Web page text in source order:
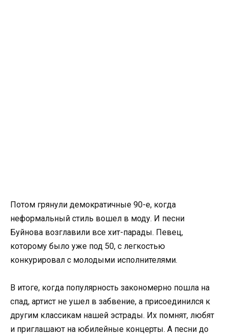
Потом грянули демократичные 90-е, когда
неформальный стиль вошел в моду. И песни
Буйнова возглавили все хит-парады. Певец,
которому было уже под 50, с легкостью
конкурировал с молодыми исполнителями.
В итоге, когда популярность закономерно пошла на
спад, артист не ушел в забвение, а присоединился к
другим классикам нашей эстрады. Их помнят, любят
и приглашают на юбилейные концерты. А песни до